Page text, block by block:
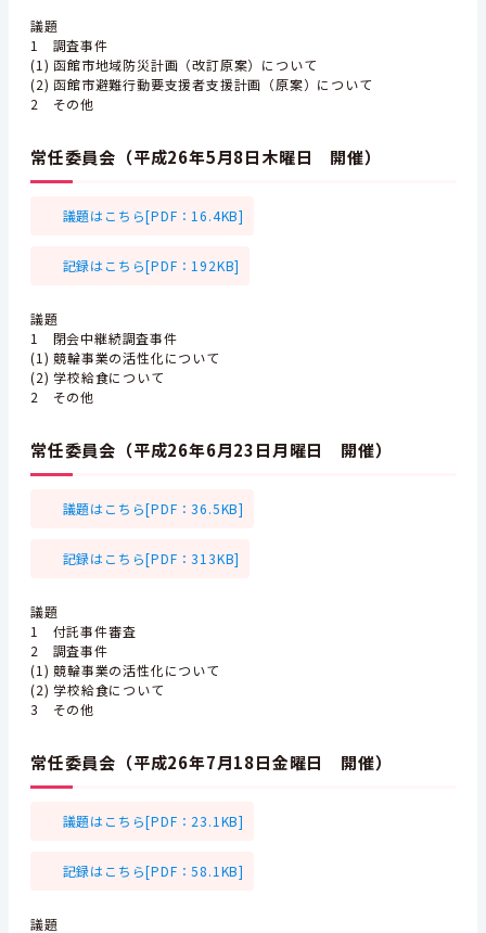
議題
1 調査事件
(1) 函館市地域防災計画（改訂原案）について
(2) 函館市避難行動要支援者支援計画（原案）について
2 その他
常任委員会（平成26年5月8日木曜日 開催）
議題はこちら[PDF：16.4KB]
記録はこちら[PDF：192KB]
議題
1 閉会中継続調査事件
(1) 競輪事業の活性化について
(2) 学校給食について
2 その他
常任委員会（平成26年6月23日月曜日 開催）
議題はこちら[PDF：36.5KB]
記録はこちら[PDF：313KB]
議題
1 付託事件審査
2 調査事件
(1) 競輪事業の活性化について
(2) 学校給食について
3 その他
常任委員会（平成26年7月18日金曜日 開催）
議題はこちら[PDF：23.1KB]
記録はこちら[PDF：58.1KB]
議題